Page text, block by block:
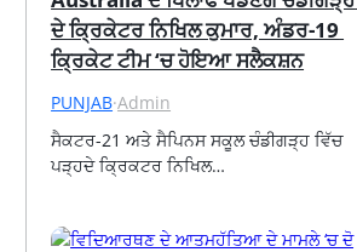
ਦੇ ਕ੍ਰਿਕੇਟਰ ਨਿਖਿਲ ਕੁਮਾਰ, ਅੰਡਰ-19
ਕ੍ਰਿਕੇਟ ਟੀਮ ‘ਚ ਹੋਇਆ ਸਲੈਕਸ਼ਨ
PUNJAB·Admin
ਸੈਕਟਰ-21 ਅਤੇ ਸੈਪਿਨਸ ਸਕੂਲ ਚੰਡੀਗੜ੍ਹ ਵਿੱਚ
ਪੜ੍ਹਦੇ ਕ੍ਰਿਕਟਰ ਨਿਖਿਲ…